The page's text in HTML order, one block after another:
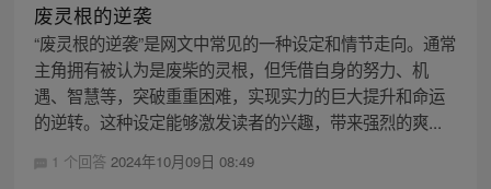
废灵根的逆袭
“废灵根的逆袭”是网文中常见的一种设定和情节走向。通常
主角拥有被认为是废柴的灵根，但凭借自身的努力、机
遇、智慧等，突破重重困难，实现实力的巨大提升和命运
的逆转。这种设定能够激发读者的兴趣，带来强烈的爽...
1 个回答 2024年10月09日 08:49